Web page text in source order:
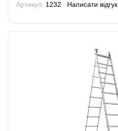
Артикул: 1232 Написати відгук